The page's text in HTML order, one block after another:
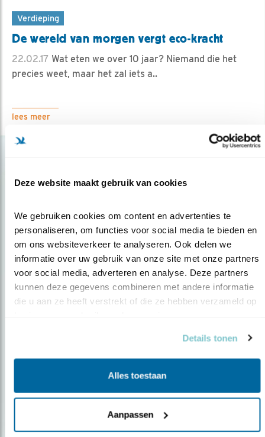
Deze website maakt gebruik van cookies
We gebruiken cookies om content en advertenties te
personaliseren, om functies voor social media te bieden en
om ons websiteverkeer te analyseren. Ook delen we
informatie over uw gebruik van onze site met onze partners
voor social media, adverteren en analyse. Deze partners
kunnen deze gegevens combineren met andere informatie
die u aan ze heeft verstrekt of die ze hebben verzameld op
Details tonen
Alles toestaan
Aanpassen
Verdieping
De wereld van morgen vergt eco-kracht
22.02.17 Wat eten we over 10 jaar? Niemand die het
precies weet, maar het zal iets a..
lees meer
Op de hoogte blijven?
Meld je aan en ontvang nieuws, inspiratie, acties en tips
over vogels en activiteiten van Vogelbescherming.
AANMELDEN VOGELNIEUWS